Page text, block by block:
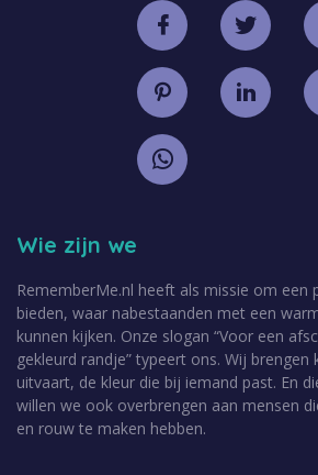
Wie zijn we
RememberMe.nl heeft als missie om een
bieden, waar nabestaanden met een
kunnen kijken. Onze slogan “Voor een
gekleurd randje” typeert ons. Wij brengen
uitvaart, de kleur die bij iemand past. En
willen we ook overbrengen aan mensen
en rouw te maken hebben.